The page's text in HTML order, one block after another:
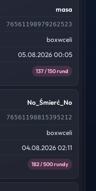
masa
76561198979262523
boxwceli
05.08.2026 00:05
137 / 150 rund
No_Śmierć_No
76561198815395212
boxwceli
04.08.2026 02:11
182 / 500 rundy